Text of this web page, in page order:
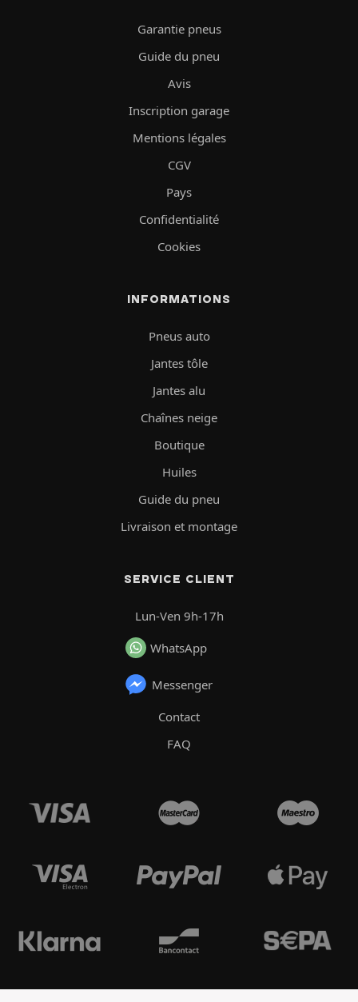
Garantie pneus
Guide du pneu
Avis
Inscription garage
Mentions légales
CGV
Pays
Confidentialité
Cookies
INFORMATIONS
Pneus auto
Jantes tôle
Jantes alu
Chaînes neige
Boutique
Huiles
Guide du pneu
Livraison et montage
SERVICE CLIENT
Lun-Ven 9h-17h
WhatsApp
Messenger
Contact
FAQ